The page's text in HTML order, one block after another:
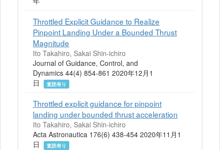
Throttled Explicit Guidance to Realize
Pinpoint Landing Under a Bounded Thrust
Magnitude
Ito Takahiro, Sakai Shin-ichiro
Journal of Guidance, Control, and
Dynamics 44(4) 854-861 2020年12月1
日
査読有り
Throttled explicit guidance for pinpoint
landing under bounded thrust acceleration
Ito Takahiro, Sakai Shin-ichiro
Acta Astronautica 176(6) 438-454 2020年11月1
日
査読有り